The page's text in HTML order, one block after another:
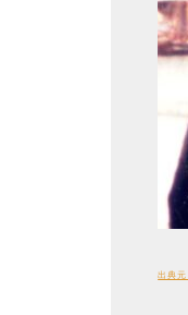
出典